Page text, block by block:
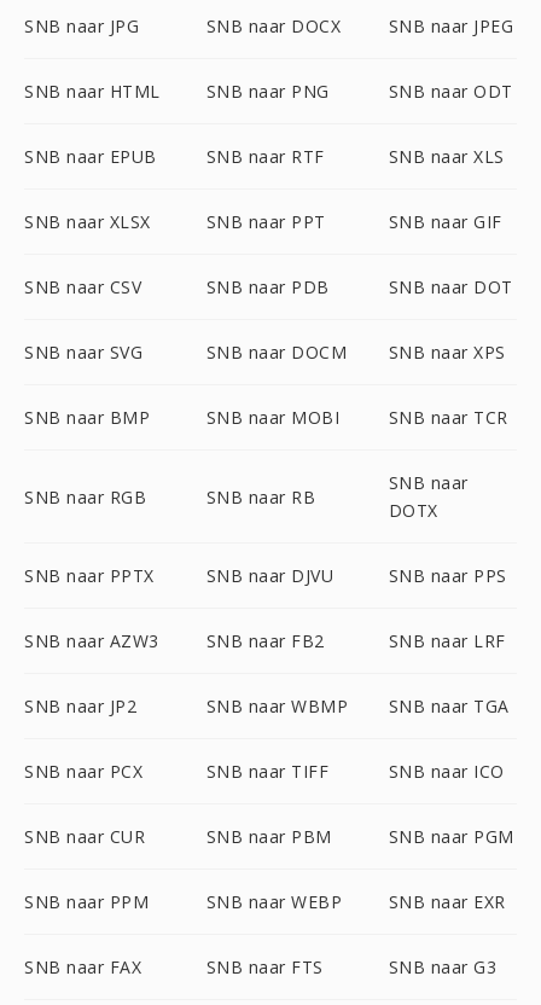
SNB naar JPG SNB naar DOCX SNB naar JPEG
SNB naar HTML SNB naar PNG SNB naar ODT
SNB naar EPUB SNB naar RTF SNB naar XLS
SNB naar XLSX SNB naar PPT SNB naar GIF
SNB naar CSV SNB naar PDB SNB naar DOT
SNB naar SVG SNB naar DOCM SNB naar XPS
SNB naar BMP SNB naar MOBI SNB naar TCR
SNB naar RGB SNB naar RB
SNB naar
DOTX
SNB naar PPTX SNB naar DJVU SNB naar PPS
SNB naar AZW3 SNB naar FB2 SNB naar LRF
SNB naar JP2 SNB naar WBMP SNB naar TGA
SNB naar PCX SNB naar TIFF SNB naar ICO
SNB naar CUR SNB naar PBM SNB naar PGM
SNB naar PPM SNB naar WEBP SNB naar EXR
SNB naar FAX SNB naar FTS SNB naar G3